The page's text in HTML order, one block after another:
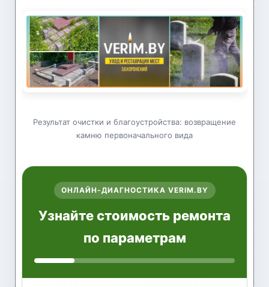
Результат очистки и благоустройства: возвращение
камню первоначального вида
ОНЛАЙН-ДИАГНОСТИКА VERIM.BY
Узнайте стоимость ремонта
по параметрам